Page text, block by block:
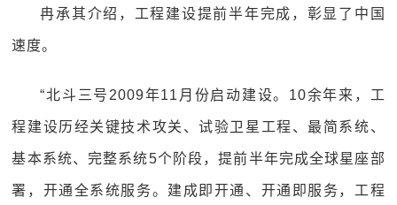
冉承其介绍，工程建设提前半年完成，彰显了中国
速度。
“北斗三号2009年11月份启动建设。10余年来，工
程建设历经关键技术攻关、试验卫星工程、最简系统、
基本系统、完整系统5个阶段，提前半年完成全球星座部
署，开通全系统服务。建成即开通、开通即服务，工程